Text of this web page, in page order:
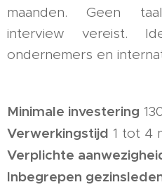
maanden. Geen
interview vereist.
ondernemers en
Minimale investering
Verwerkingstijd 1 tot 4
Verplichte
Inbegrepen